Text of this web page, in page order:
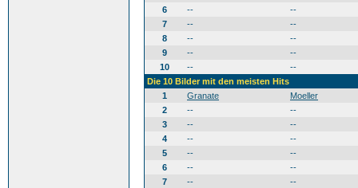
6
--
--
7
--
--
8
--
--
9
--
--
10
--
--
Die 10 Bilder mit den meisten Hits
1
Granate
Moeller
2
--
--
3
--
--
4
--
--
5
--
--
6
--
--
7
--
--